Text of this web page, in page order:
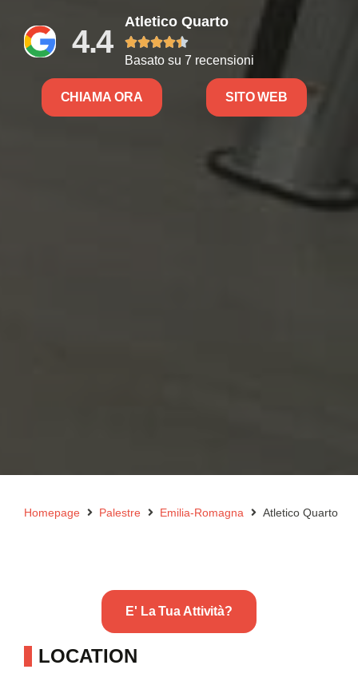
4.4
Atletico Quarto

Basato su 7 recensioni
CHIAMA ORA SITO WEB
Homepage Palestre Emilia-Romagna Atletico Quarto
E' La Tua Attività?
LOCATION